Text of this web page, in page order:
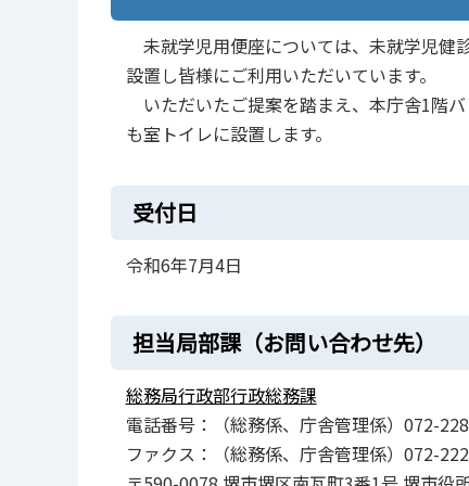
未就学児用便座については、未就学児健
設置し皆様にご利用いただいています。
いただいたご提案を踏まえ、本庁舎1階
も室トイレに設置します。
受付日
令和6年7月4日
担当局部課（お問い合わせ先）
総務局行政部行政総務課
電話番号：（総務係、庁舎管理係）072-
ファクス：（総務係、庁舎管理係）072-